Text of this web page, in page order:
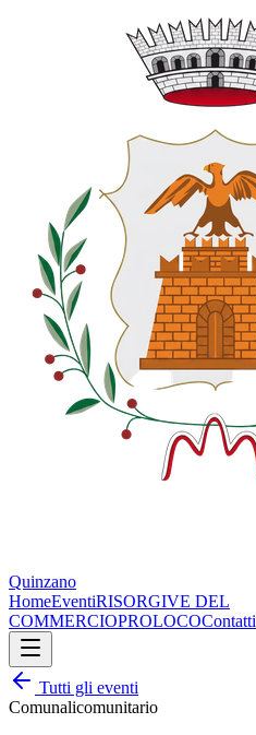
Quinzano
HomeEventiRISORGIVE DEL
COMMERCIOPROLOCOContatti
Tutti gli eventi
Comunalicomunitario